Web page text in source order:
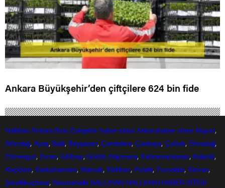
Ankara Büyükşehir’den çiftçilere 624 bin fide
Nallıhan Ankara Bolu Eskişehir haber sitesi Ankarahabersitesi Akyurt,
Altındağ,Ayaş, Balâ, Beypazarı, Çamlıdere, Çankaya, Çubuk, Elmadağ,
Etimesgut, Evren,Gölbaşı,Güdül, Haymana, Kahramankazan, Kalecik,
Keçiören, Kızılcahamam, Mamak, Nallıhan, Polatlı, Pursaklar,Sincan,
Şereflikoçhisar,Yenimahalle NALLIHAN NALLIHAN HABER SİTESİ